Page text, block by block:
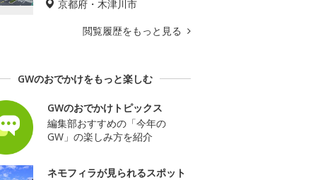
京都府・木津川市
閲覧履歴をもっと見る
GWのおでかけをもっと楽しむ
GWのおでかけトピックス
編集部おすすめの「今年の
GW」の楽しみ方を紹介
ネモフィラが見られるスポット